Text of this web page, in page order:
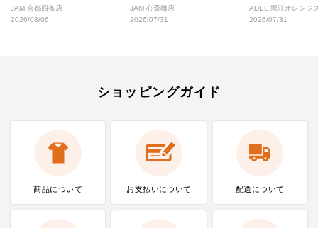
好な絶対行くべきショップ厳選！
JAM 京都四条店
2026/08/06
なし完全ガイド
JAM 心斎橋店
2026/07/31
ル
ADEL 堀江オレンジ
2026/07/31
ショッピングガイド
商品について お支払いについて 配送について